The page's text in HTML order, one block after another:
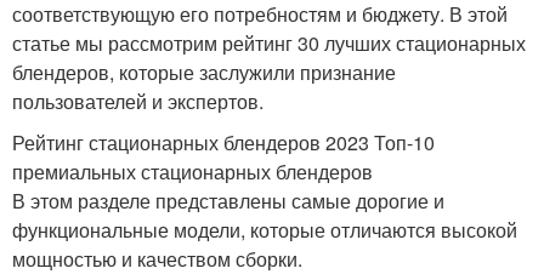
соответствующую его потребностям и бюджету. В этой
статье мы рассмотрим рейтинг 30 лучших стационарных
блендеров, которые заслужили признание
пользователей и экспертов.
Рейтинг стационарных блендеров 2023 Топ-10
премиальных стационарных блендеров
В этом разделе представлены самые дорогие и
функциональные модели, которые отличаются высокой
мощностью и качеством сборки.